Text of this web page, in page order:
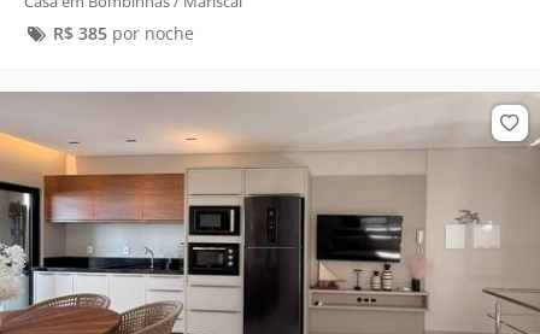
R$ 385por noche